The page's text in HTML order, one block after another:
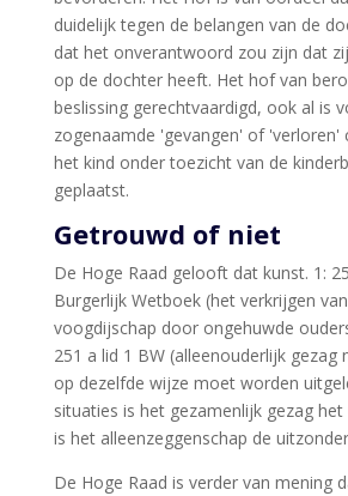
duidelijk tegen de belangen van de
dat het onverantwoord zou zijn dat
op de dochter heeft. Het hof van
beslissing gerechtvaardigd, ook al is
zogenaamde 'gevangen' of
het kind onder toezicht van de
geplaatst.
Getrouwd of niet
De Hoge Raad gelooft dat kunst. 1:
Burgerlijk Wetboek (het verkrijgen
voogdijschap door ongehuwde
251 a lid 1 BW (alleenouderlijk gezag
op dezelfde wijze moet worden
situaties is het gezamenlijk gezag
is het alleenzeggenschap de
De Hoge Raad is verder van mening